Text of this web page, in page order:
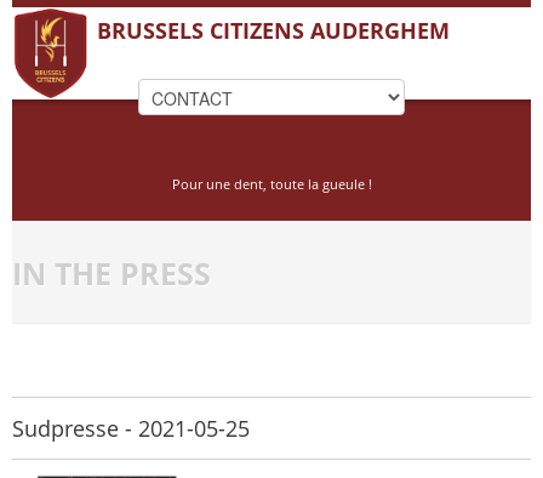
BRUSSELS CITIZENS AUDERGHEM
Pour une dent, toute la gueule !
IN THE PRESS
Sudpresse - 2021-05-25